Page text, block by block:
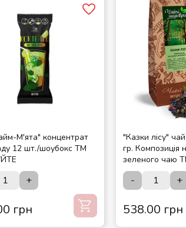
М'ята" концентрат
12 шт./шоубокс ТМ
+
грн
"Казки лісу"
гр. Композиція
зеленого чаю
шедеври
- +
538.00 грн